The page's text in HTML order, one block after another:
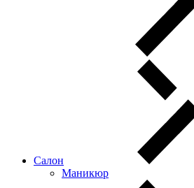
Салон
Маникюр